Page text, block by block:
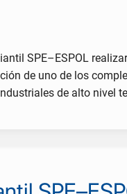
SPE–ESPOL
de uno de los
de alto nivel